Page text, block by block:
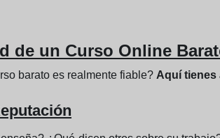
de un Curso Online
barato es realmente fiable? Aquí tienes